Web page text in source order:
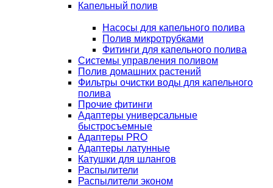
Капельный полив
Насосы для капельного полива
Полив микротрубками
Фитинги для капельного полива
Системы управления поливом
Полив домашних растений
Фильтры очистки воды для капельного
полива
Прочие фитинги
Адаптеры универсальные
быстросъемные
Адаптеры PRO
Адаптеры латунные
Катушки для шлангов
Распылители
Распылители эконом